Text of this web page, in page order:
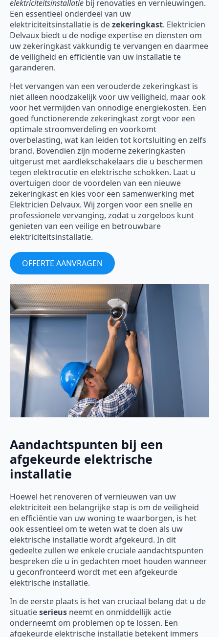
elektriciteitsinstallatie bij renovaties en vernieuwingen.
Een essentieel onderdeel van uw
elektriciteitsinstallatie is dezekeringkast. Elektricien
Delvaux biedt u de nodige expertise en diensten om
uw zekeringkast vakkundig te vervangen en daarmee
de veiligheid en efficiëntie van uw installatie te
garanderen.
Het vervangen van een verouderde zekeringkast is
niet alleen noodzakelijk voor uw veiligheid, maar ook
voor het vermijden van onnodige energiekosten. Een
goed functionerende zekeringkast zorgt voor een
optimale stroomverdeling en voorkomt
overbelasting, wat kan leiden tot kortsluiting en zelfs
brand. Bovendien zijn moderne zekeringkasten
uitgerust met aardlekschakelaars die u beschermen
tegen elektrocutie en elektrische schokken. Laat u
overtuigen door de voordelen van een nieuwe
zekeringkast en kies voor een samenwerking met
Elektricien Delvaux. Wij zorgen voor een snelle en
professionele vervanging, zodat u zorgeloos kunt
genieten van een veilige en betrouwbare
elektriciteitsinstallatie.
OFFERTE AANVRAGEN
Aandachtspunten bij een
afgekeurde elektrische
installatie
Hoewel het renoveren of vernieuwen van uw
elektriciteit een belangrijke stap is om de veiligheid
en efficiëntie van uw woning te waarborgen, is het
ook essentieel om te weten wat te doen als uw
elektrische installatie wordt afgekeurd. In dit
gedeelte zullen we enkele cruciale aandachtspunten
bespreken die u in gedachten moet houden wanneer
u geconfronteerd wordt met een afgekeurde
elektrische installatie.
In de eerste plaats is het van cruciaal belang dat u de
situatieserieus neemt en onmiddellijk actie
onderneemt om problemen op te lossen. Een
afgekeurde elektrische installatie betekent immers